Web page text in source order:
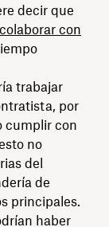
decir que
colaborar con
trabajar
por
cumplir con
no
del
de
principales.
haber